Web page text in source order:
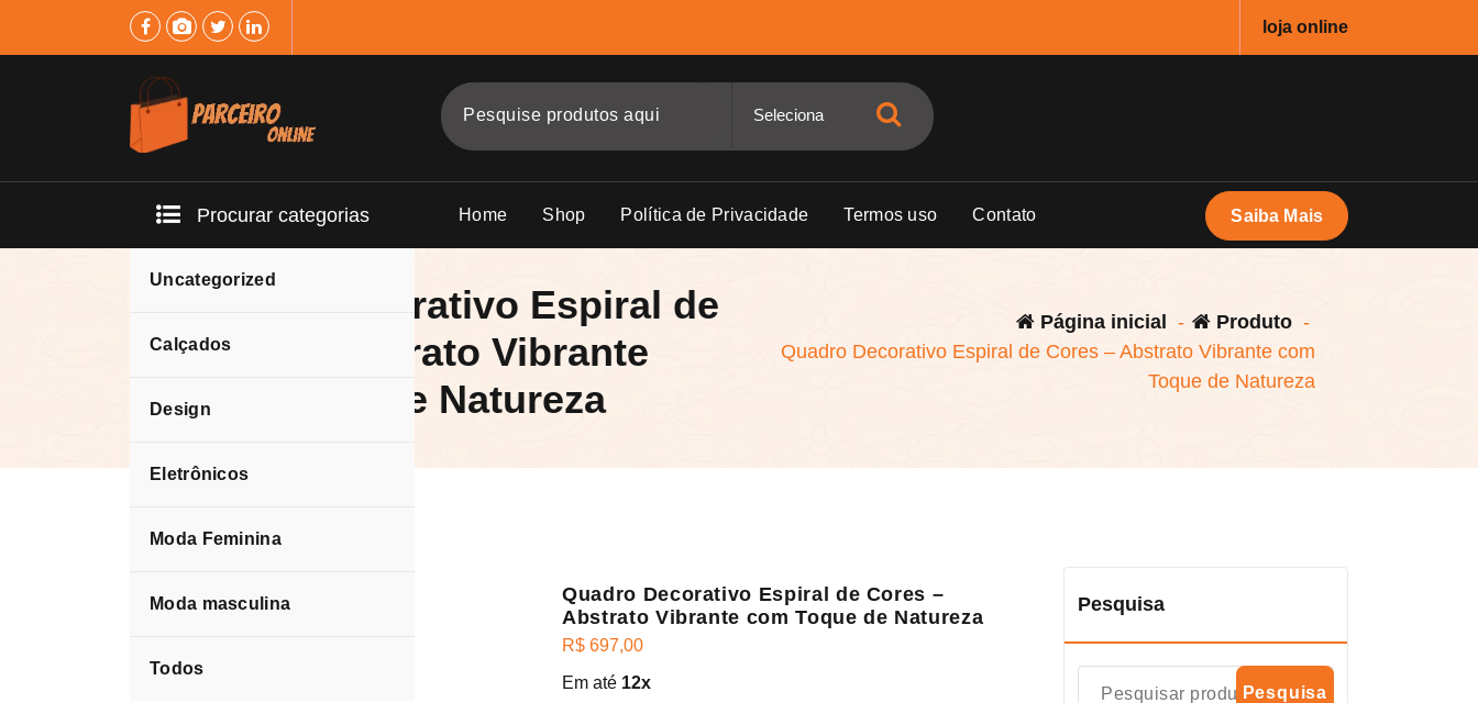
loja online
Procurar categorias
Uncategorized
Calçados
Design
Eletrônicos
Moda Feminina
Moda masculina
Todos
Home Shop Política de Privacidade Termos uso Contato Saiba Mais
Quadro Decorativo Espiral de
Cores – Abstrato Vibrante
com Toque de Natureza
Página inicial - Produto -
Quadro Decorativo Espiral de Cores – Abstrato Vibrante com
Toque de Natureza
Quadro Decorativo Espiral de Cores –
Abstrato Vibrante com Toque de Natureza
R$ 697,00
Em até 12x
Pesquisa
Pesquisa